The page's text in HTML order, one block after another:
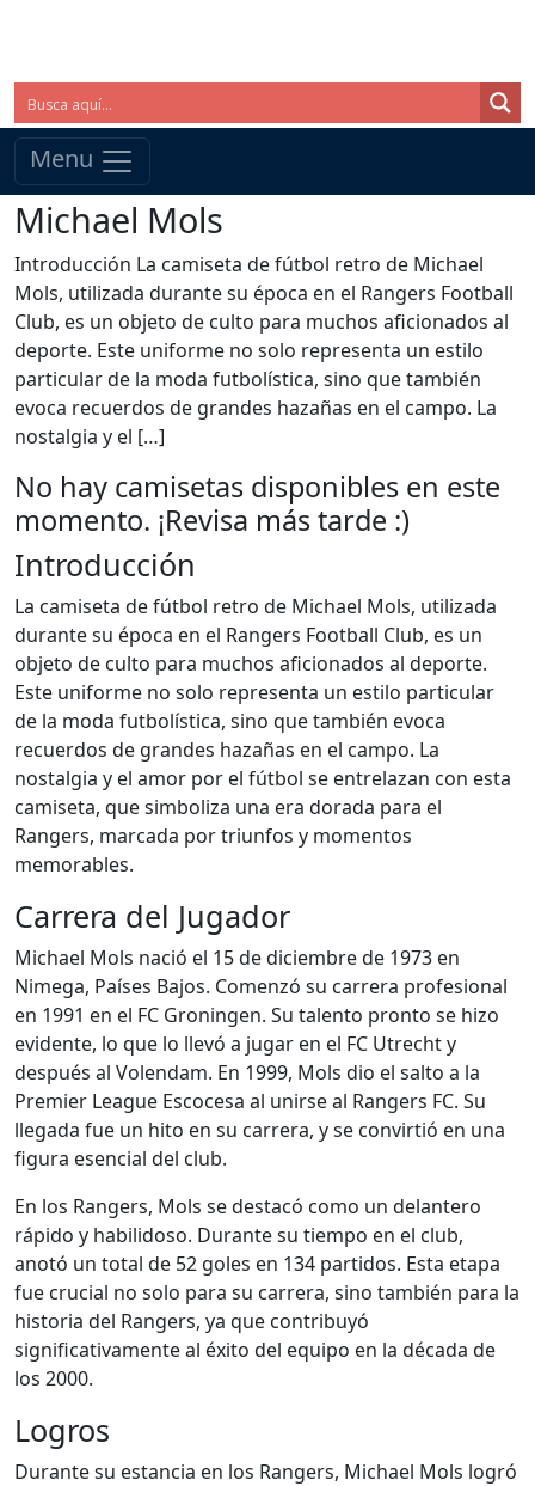
Menu
Michael Mols
Introducción La camiseta de fútbol retro de Michael
Mols, utilizada durante su época en el Rangers Football
Club, es un objeto de culto para muchos aficionados al
deporte. Este uniforme no solo representa un estilo
particular de la moda futbolística, sino que también
evoca recuerdos de grandes hazañas en el campo. La
nostalgia y el […]
No hay camisetas disponibles en este
momento. ¡Revisa más tarde :)
Introducción
La camiseta de fútbol retro de Michael Mols, utilizada
durante su época en el Rangers Football Club, es un
objeto de culto para muchos aficionados al deporte.
Este uniforme no solo representa un estilo particular
de la moda futbolística, sino que también evoca
recuerdos de grandes hazañas en el campo. La
nostalgia y el amor por el fútbol se entrelazan con esta
camiseta, que simboliza una era dorada para el
Rangers, marcada por triunfos y momentos
memorables.
Carrera del Jugador
Michael Mols nació el 15 de diciembre de 1973 en
Nimega, Países Bajos. Comenzó su carrera profesional
en 1991 en el FC Groningen. Su talento pronto se hizo
evidente, lo que lo llevó a jugar en el FC Utrecht y
después al Volendam. En 1999, Mols dio el salto a la
Premier League Escocesa al unirse al Rangers FC. Su
llegada fue un hito en su carrera, y se convirtió en una
figura esencial del club.
En los Rangers, Mols se destacó como un delantero
rápido y habilidoso. Durante su tiempo en el club,
anotó un total de 52 goles en 134 partidos. Esta etapa
fue crucial no solo para su carrera, sino también para la
historia del Rangers, ya que contribuyó
significativamente al éxito del equipo en la década de
los 2000.
Logros
Durante su estancia en los Rangers, Michael Mols logró